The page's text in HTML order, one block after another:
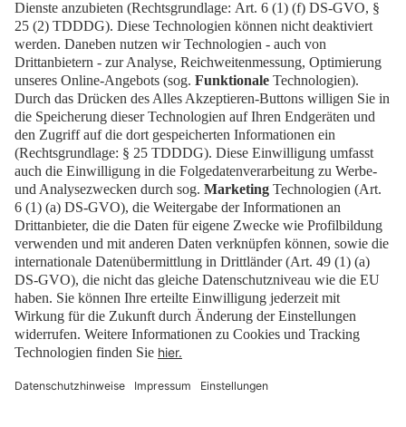
World.
Zurück zur Übersicht
Teilen:
PresseKarriere
KontaktImpressumDatenschutz
CookiesBarrierefrei
Erklärung zur Barrierefreiheit
NewsletterDownloads